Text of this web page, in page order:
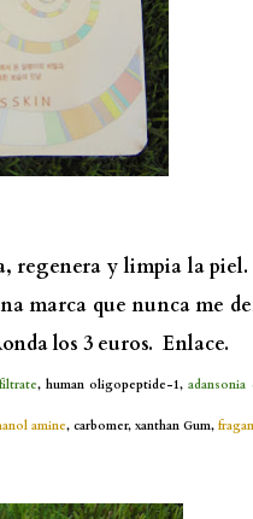
regenera y limpia la piel.
marca que nunca me
los 3 euros. Enlace.
, human oligopeptide-1,
amine, carbomer, xanthan Gum,